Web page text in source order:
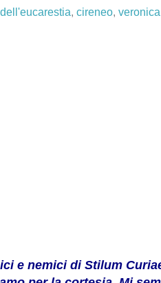
, cireneo, veronica
e nemici di Stilum